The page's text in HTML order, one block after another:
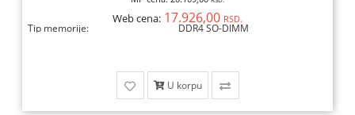
Web cena: 17.926,00 RSD.
Tip memorije: DDR4 SO-DIMM
U korpu